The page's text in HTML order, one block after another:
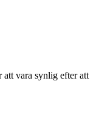
vara synlig efter att